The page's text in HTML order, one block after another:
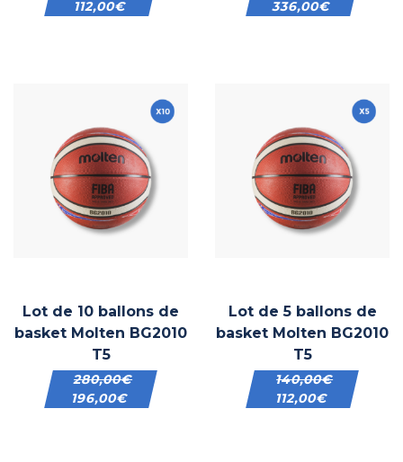
112,00€
336,00€
Lot de 10 ballons de
basket Molten BG2010
T5
280,00€
196,00€
Lot de 5 ballons de
basket Molten BG2010
T5
140,00€
112,00€